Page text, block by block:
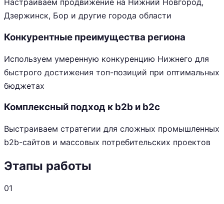
Настраиваем продвижение на Нижний Новгород,
Дзержинск, Бор и другие города области
Конкурентные преимущества региона
Используем умеренную конкуренцию Нижнего для
быстрого достижения топ-позиций при оптимальных
бюджетах
Комплексный подход к b2b и b2c
Выстраиваем стратегии для сложных промышленных
b2b-сайтов и массовых потребительских проектов
Этапы работы
01